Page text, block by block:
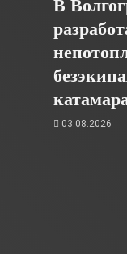
В
03.08.2026